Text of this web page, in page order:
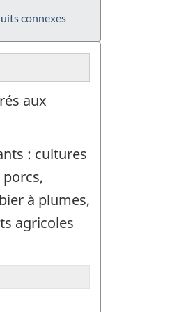
connexes
aux
: cultures
à plumes,
agricoles